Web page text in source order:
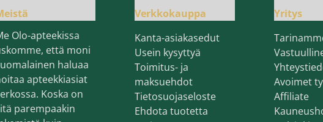
Olo-apteekissa
että moni
haluaa
apteekkiasiat
Koska on
parempaakin
Verkkokauppa
Kanta-asiakasedut
Usein kysyttyä
Toimitus- ja
maksuehdot
Tietosuojaseloste
Ehdota tuotetta
Yritys
Avoimet
Affiliate